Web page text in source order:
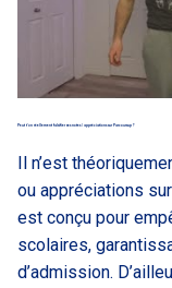
Peut t’on réellement falsifier ses notes / appréciations sur Parcoursup ?
Il n’est
ou appréciations
est conçu pour
scolaires,
d’admission.